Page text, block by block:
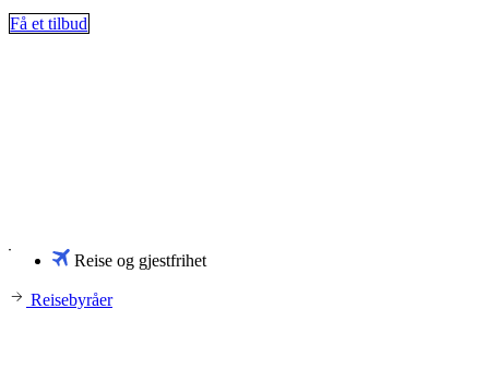
Få et tilbud
Reise og gjestfrihet
Reisebyråer